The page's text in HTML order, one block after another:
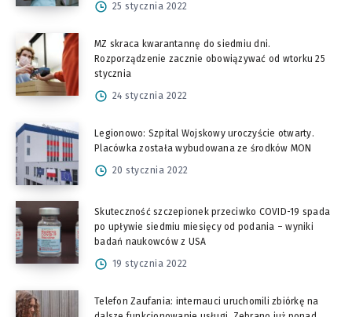
25 stycznia 2022
MZ skraca kwarantannę do siedmiu dni.
Rozporządzenie zacznie obowiązywać od wtorku 25
stycznia
24 stycznia 2022
Legionowo: Szpital Wojskowy uroczyście otwarty.
Placówka została wybudowana ze środków MON
20 stycznia 2022
Skuteczność szczepionek przeciwko COVID-19 spada
po upływie siedmiu miesięcy od podania – wyniki
badań naukowców z USA
19 stycznia 2022
Telefon Zaufania: internauci uruchomili zbiórkę na